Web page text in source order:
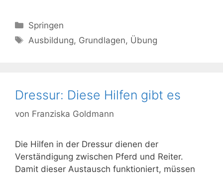
Kategorien
Springen
Schlagwörter
Ausbildung, Grundlagen, Übung
Dressur: Diese Hilfen gibt es
von Franziska Goldmann
Die Hilfen in der Dressur dienen der
Verständigung zwischen Pferd und Reiter.
Damit dieser Austausch funktioniert, müssen